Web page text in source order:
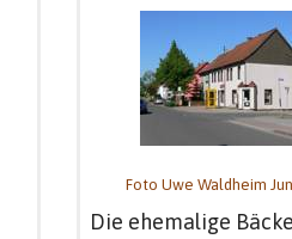
Foto Uwe Waldheim
Die ehemalige